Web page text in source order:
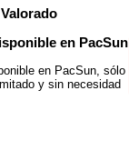
en PacSun
en PacSun, sólo
y sin necesidad